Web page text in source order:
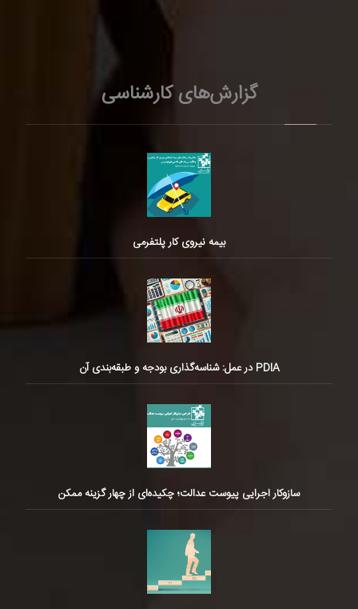
گزارش‌های کارشناسی
بیمه نیروی کار پلتفرمی
PDIA در عمل: شناسه‌گذاری بودجه و طبقه‌بندی آن
سازوکار اجرایی پیوست عدالت؛ چکیده‌ای از چهار گزینه ممکن